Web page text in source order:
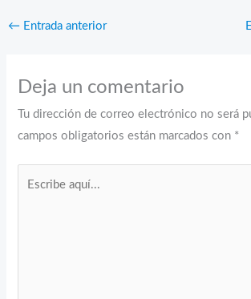
← Entrada anterior
Deja un comentario
Tu dirección de correo electrónico no será
campos obligatorios están marcados con *